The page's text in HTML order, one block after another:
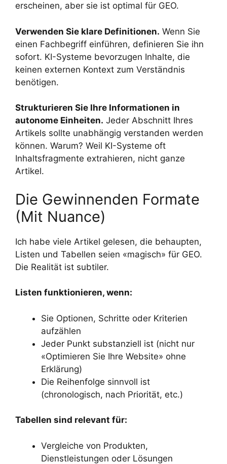
erscheinen, aber sie ist optimal für GEO.
Verwenden Sie klare Definitionen. Wenn Sie
einen Fachbegriff einführen, definieren Sie ihn
sofort. KI-Systeme bevorzugen Inhalte, die
keinen externen Kontext zum Verständnis
benötigen.
Strukturieren Sie Ihre Informationen in
autonome Einheiten. Jeder Abschnitt Ihres
Artikels sollte unabhängig verstanden werden
können. Warum? Weil KI-Systeme oft
Inhaltsfragmente extrahieren, nicht ganze
Artikel.
Die Gewinnenden Formate
(Mit Nuance)
Ich habe viele Artikel gelesen, die behaupten,
Listen und Tabellen seien «magisch» für GEO.
Die Realität ist subtiler.
Listen funktionieren, wenn:
Sie Optionen, Schritte oder Kriterien
aufzählen
Jeder Punkt substanziell ist (nicht nur
«Optimieren Sie Ihre Website» ohne
Erklärung)
Die Reihenfolge sinnvoll ist
(chronologisch, nach Priorität, etc.)
Tabellen sind relevant für:
Vergleiche von Produkten,
Dienstleistungen oder Lösungen